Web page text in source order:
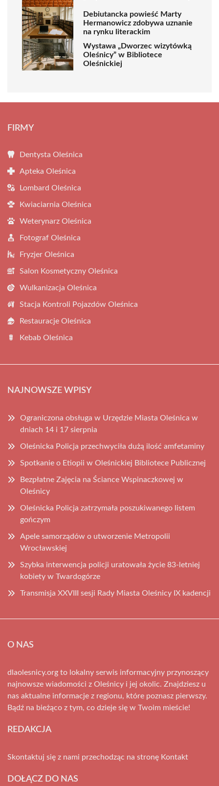
Debiutancka powieść Marty
Hermanowicz zdobywa uznanie
na rynku literackim
Wystawa „Dworzec wizytówką
Oleśnicy” w Bibliotece
Oleśnickiej
FIRMY
Dentysta Oleśnica
Apteka Oleśnica
Lombard Oleśnica
Kwiaciarnia Oleśnica
Weterynarz Oleśnica
Fotograf Oleśnica
Fryzjer Oleśnica
Salon Kosmetyczny Oleśnica
Wulkanizacja Oleśnica
Stacja Kontroli Pojazdów Oleśnica
Restauracje Oleśnica
Kebab Oleśnica
NAJNOWSZE WPISY
Ograniczona obsługa w Urzędzie Miasta Oleśnica w
dniach 14 i 17 sierpnia
Oleśnicka Policja przechwyciła dużą ilość amfetaminy
Spotkanie o Etiopii w Oleśnickiej Bibliotece Publicznej
Bezpłatne Zajęcia na Ściance Wspinaczkowej w
Oleśnicy
Oleśnicka Policja zatrzymała poszukiwanego listem
gończym
Apele samorządów o utworzenie Metropolii
Wrocławskiej
Szybka interwencja policji uratowała życie 83-letniej
kobiety w Twardogórze
Transmisja XXVIII sesji Rady Miasta Oleśnicy IX kadencji
O NAS
dlaolesnicy.org to lokalny serwis informacyjny przynoszący
najnowsze wiadomości z Oleśnicy i jej okolic. Znajdziesz u
nas aktualne informacje z regionu, które poznasz pierwszy.
Bądź na bieżąco z tym, co dzieje się w Twoim mieście!
REDAKCJA
Skontaktuj się z nami przechodząc na stronę Kontakt
DOŁĄCZ DO NAS